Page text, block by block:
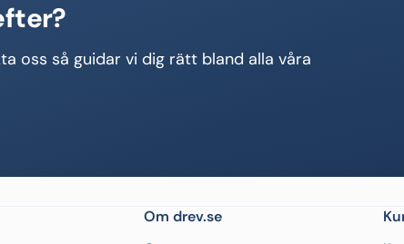
oss så guidar vi dig rätt bland alla våra
Om drev.se